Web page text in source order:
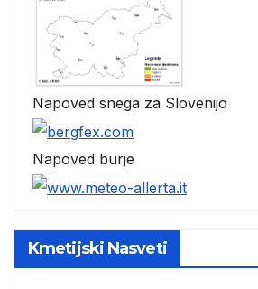
Napoved snega za Slovenijo
Napoved burje
Kmetijski Nasveti